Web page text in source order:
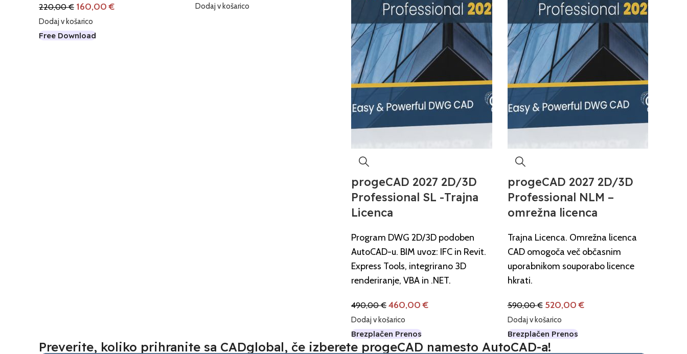
220,00€ 160,00€
Dodaj v košarico
Free Download
Dodaj v košarico
progeCAD 2027 2D/3D
Professional SL -Trajna
Licenca
Program DWG 2D/3D podoben
AutoCAD-u. BIM uvoz: IFC in Revit.
Express Tools, integrirano 3D
renderiranje, VBA in .NET.
490,00€ 460,00€
Dodaj v košarico
Brezplačen Prenos
progeCAD 2027 2D/3D
Professional NLM –
omrežna licenca
Trajna Licenca. Omrežna licenca
CAD omogoča več občasnim
uporabnikom souporabo licence
hkrati.
590,00€ 520,00€
Dodaj v košarico
Brezplačen Prenos
Preverite, koliko prihranite sa CADglobal, če izberete progeCAD namesto AutoCAD-a!